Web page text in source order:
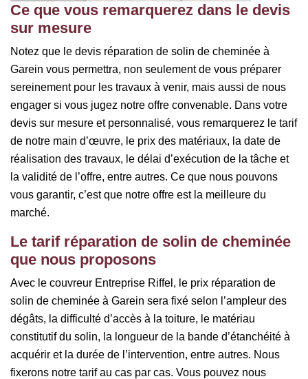
Ce que vous remarquerez dans le devis
sur mesure
Notez que le devis réparation de solin de cheminée à
Garein vous permettra, non seulement de vous préparer
sereinement pour les travaux à venir, mais aussi de nous
engager si vous jugez notre offre convenable. Dans votre
devis sur mesure et personnalisé, vous remarquerez le tarif
de notre main d’œuvre, le prix des matériaux, la date de
réalisation des travaux, le délai d’exécution de la tâche et
la validité de l’offre, entre autres. Ce que nous pouvons
vous garantir, c’est que notre offre est la meilleure du
marché.
Le tarif réparation de solin de cheminée
que nous proposons
Avec le couvreur Entreprise Riffel, le prix réparation de
solin de cheminée à Garein sera fixé selon l’ampleur des
dégâts, la difficulté d’accès à la toiture, le matériau
constitutif du solin, la longueur de la bande d’étanchéité à
acquérir et la durée de l’intervention, entre autres. Nous
fixerons notre tarif au cas par cas. Vous pouvez nous